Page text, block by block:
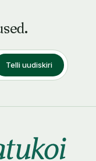
Telli uudiskiri